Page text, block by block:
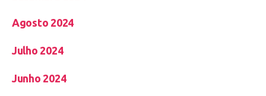
Agosto 2024
Julho 2024
Junho 2024